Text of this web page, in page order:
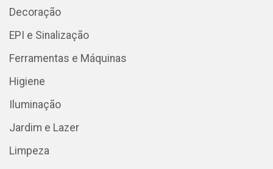
Decoração
EPI e Sinalização
Ferramentas e Máquinas
Higiene
Iluminação
Jardim e Lazer
Limpeza